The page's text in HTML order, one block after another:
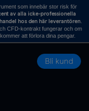
som innebär stor risk för
av alla icke-professionella
hos den här leverantören.
CFD-kontrakt fungerar och om
att förlora dina pengar.
Bli kund